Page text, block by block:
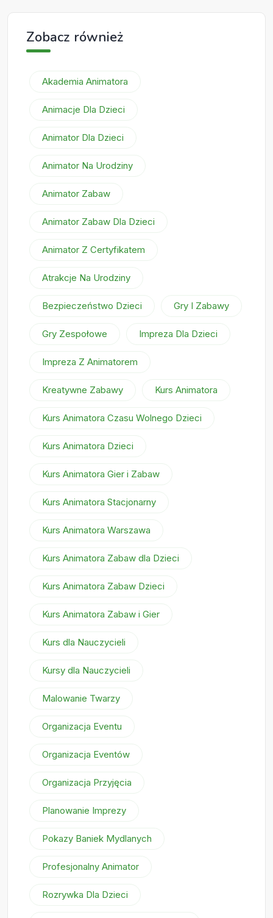
Zobacz również
Akademia Animatora
Animacje Dla Dzieci
Animator Dla Dzieci
Animator Na Urodziny
Animator Zabaw
Animator Zabaw Dla Dzieci
Animator Z Certyfikatem
Atrakcje Na Urodziny
Bezpieczeństwo Dzieci Gry I Zabawy
Gry Zespołowe Impreza Dla Dzieci
Impreza Z Animatorem
Kreatywne Zabawy Kurs Animatora
Kurs Animatora Czasu Wolnego Dzieci
Kurs Animatora Dzieci
Kurs Animatora Gier i Zabaw
Kurs Animatora Stacjonarny
Kurs Animatora Warszawa
Kurs Animatora Zabaw dla Dzieci
Kurs Animatora Zabaw Dzieci
Kurs Animatora Zabaw i Gier
Kurs dla Nauczycieli
Kursy dla Nauczycieli
Malowanie Twarzy
Organizacja Eventu
Organizacja Eventów
Organizacja Przyjęcia
Planowanie Imprezy
Pokazy Baniek Mydlanych
Profesjonalny Animator
Rozrywka Dla Dzieci